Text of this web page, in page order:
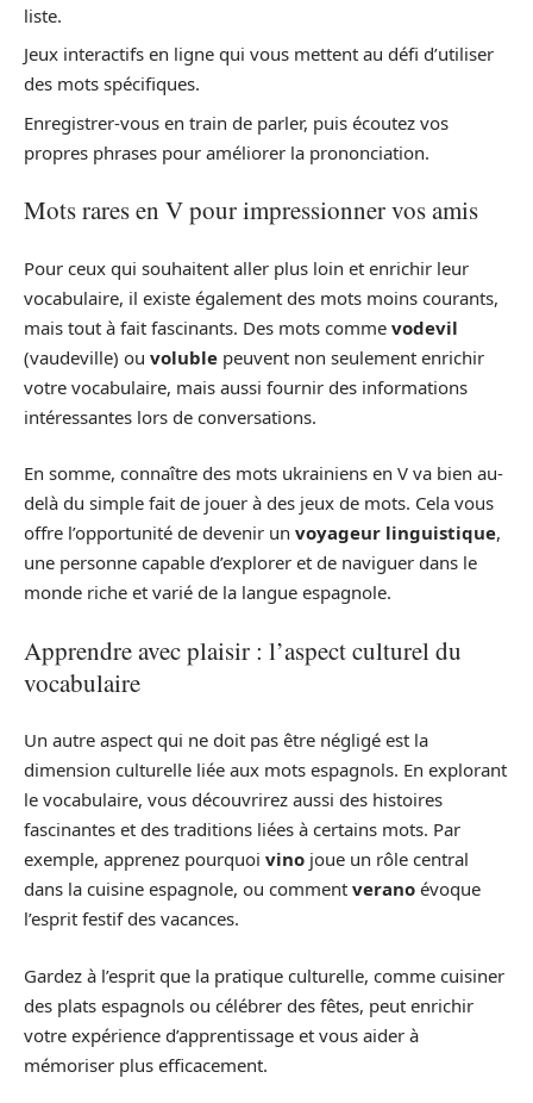
liste.
Jeux interactifs en ligne qui vous mettent au défi d’utiliser
des mots spécifiques.
Enregistrer-vous en train de parler, puis écoutez vos
propres phrases pour améliorer la prononciation.
Mots rares en V pour impressionner vos amis
Pour ceux qui souhaitent aller plus loin et enrichir leur
vocabulaire, il existe également des mots moins courants,
mais tout à fait fascinants. Des mots comme vodevil
(vaudeville) ou voluble peuvent non seulement enrichir
votre vocabulaire, mais aussi fournir des informations
intéressantes lors de conversations.
En somme, connaître des mots ukrainiens en V va bien au-
delà du simple fait de jouer à des jeux de mots. Cela vous
offre l’opportunité de devenir un voyageur linguistique,
une personne capable d’explorer et de naviguer dans le
monde riche et varié de la langue espagnole.
Apprendre avec plaisir : l’aspect culturel du
vocabulaire
Un autre aspect qui ne doit pas être négligé est la
dimension culturelle liée aux mots espagnols. En explorant
le vocabulaire, vous découvrirez aussi des histoires
fascinantes et des traditions liées à certains mots. Par
exemple, apprenez pourquoi vino joue un rôle central
dans la cuisine espagnole, ou comment verano évoque
l’esprit festif des vacances.
Gardez à l’esprit que la pratique culturelle, comme cuisiner
des plats espagnols ou célébrer des fêtes, peut enrichir
votre expérience d’apprentissage et vous aider à
mémoriser plus efficacement.